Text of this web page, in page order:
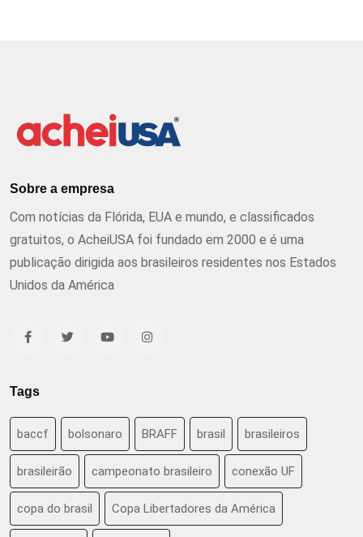
Sobre a empresa
Com notícias da Flórida, EUA e mundo, e classificados
gratuitos, o AcheiUSA foi fundado em 2000 e é uma
publicação dirigida aos brasileiros residentes nos Estados
Unidos da América
Tags
baccf bolsonaro BRAFF brasil brasileiros
brasileirão campeonato brasileiro conexão UF
copa do brasil Copa Libertadores da América